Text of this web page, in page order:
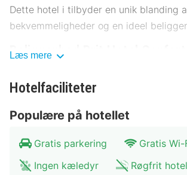
Dette hotel i tilbyder en unik blanding
bekvemmeligheder og en ideel
Beliggenhed Brit Hotel Confort
Brit Hotel Confort La Tour Blanche
udforske områdets mange attraktioner.
museer og kulturelle højdepunkter. Der
offentlige transportmuligheder med
Læs mere
Hotelfaciliteter
Populære på hotellet
Gratis parkering
Gratis Wi-
Ingen kæledyr
Røgfrit hotel